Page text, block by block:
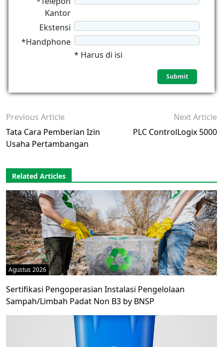
Kantor
Ekstensi
*Handphone
* Harus di isi
Previous Article
Tata Cara Pemberian Izin
Usaha Pertambangan
Next Article
PLC ControlLogix 5000
Related Articles
Agustus 2026
Sertifikasi Pengoperasian Instalasi Pengelolaan
Sampah/Limbah Padat Non B3 by BNSP